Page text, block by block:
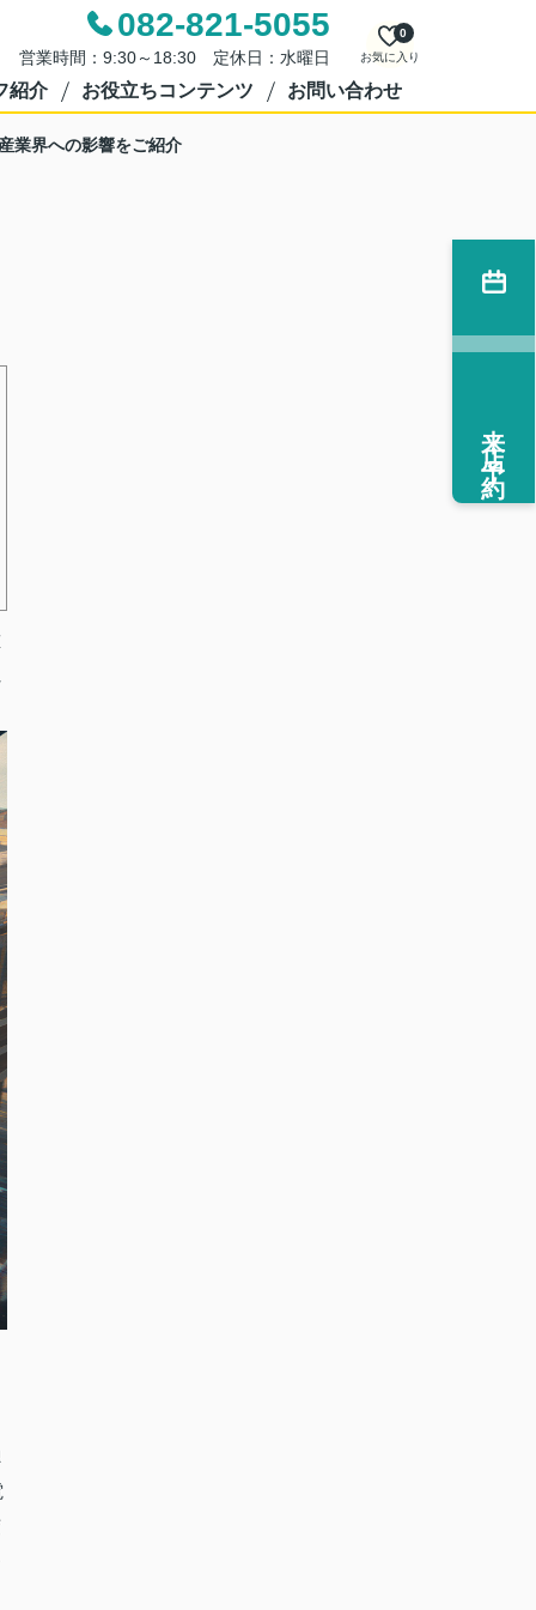
082-821-5055
営業時間：9:30～18:30 定休日：水曜日 お気に入り
0
紹介 お役立ちコンテンツ お問い合わせ
業界への影響をご紹介
来店予約